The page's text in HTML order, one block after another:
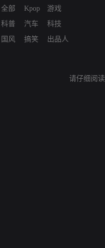
全部
科普
国风
Kpop
汽车
搞笑
游戏
科技
出品人
请仔细阅读